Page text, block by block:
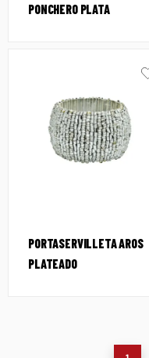
PONCHERO PLATA
PORTASERVILLETA AROS
PLATEADO